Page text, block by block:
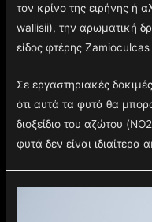
τον κρίνο της ειρήνης ή
wallisii), την αρωματική
είδος φτέρης
Σε εργαστηριακές
ότι αυτά τα φυτά θα
διοξείδιο του αζώτου
φυτά δεν είναι ιδιαίτερα